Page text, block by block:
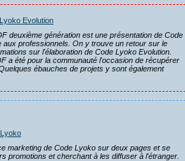
Evolution
deuxième génération est une présentation de Code
professionnels. On y trouve un retour sur le
sur l'élaboration de Code Lyoko Evolution.
a été pour la communauté l'occasion de récupérer
ébauches de projets y sont également
marketing de Code Lyoko sur deux pages et se
promotions et cherchant à les diffuser à l'étranger.